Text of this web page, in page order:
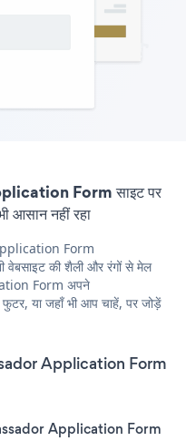
Form साइट पर
नहीं रहा
Form
की शैली और रंगों से मेल
Form अपने
या जहाँ भी आप चाहें, पर जोड़ें
Application Form
Application Form